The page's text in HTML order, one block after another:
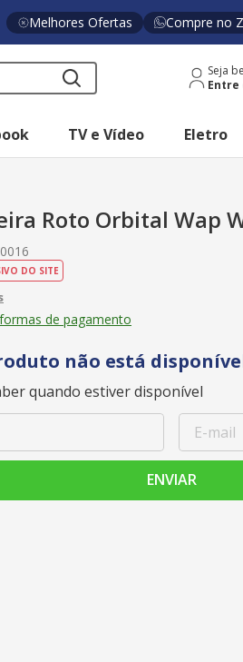
Melhores Ofertas Compre no
Seja
TV e Vídeo Eletro
Roto Orbital Wap
DO SITE
de pagamento
não está
quando estiver disponível
ENVIAR